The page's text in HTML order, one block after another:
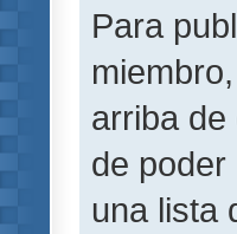
Para
arriba
de poder
una lista